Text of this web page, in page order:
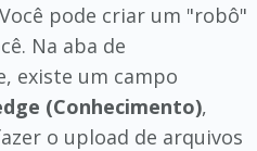
Você pode criar um "robô"
Na aba de
existe um campo
(Conhecimento),
o upload de arquivos